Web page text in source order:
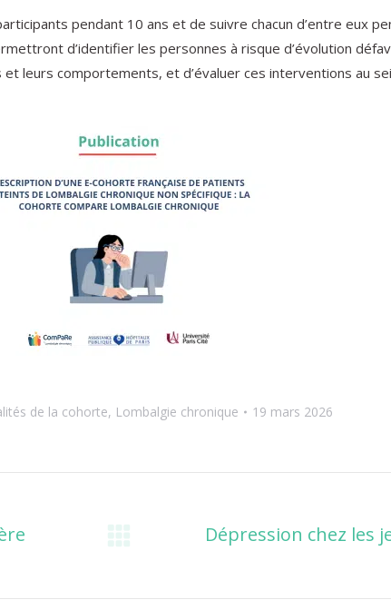
pendant 10 ans et de suivre chacun d’entre eux
d’identifier les personnes à risque d’évolution
leurs comportements, et d’évaluer ces interventions au
de la cohorte, Lombalgie chronique 19 mars 2026
Dépression chez les